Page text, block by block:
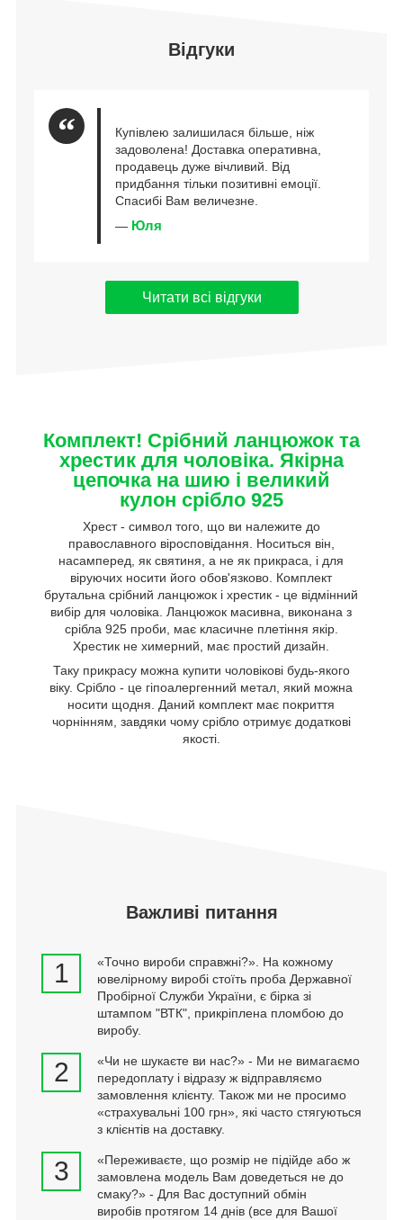
Відгуки
Купівлею залишилася більше, ніж
задоволена! Доставка оперативна,
продавець дуже вічливий. Від
придбання тільки позитивні емоції.
Спасибі Вам величезне.
— Юля
Читати всі відгуки
Комплект! Срібний ланцюжок та
хрестик для чоловіка. Якірна
цепочка на шию і великий
кулон срібло 925
Хрест - символ того, що ви належите до
православного віросповідання. Носиться він,
насамперед, як святиня, а не як прикраса, і для
віруючих носити його обов'язково. Комплект
брутальна срібний ланцюжок і хрестик - це відмінний
вибір для чоловіка. Ланцюжок масивна, виконана з
срібла 925 проби, має класичне плетіння якір.
Хрестик не химерний, має простий дизайн.
Таку прикрасу можна купити чоловікові будь-якого
віку. Срібло - це гіпоалергенний метал, який можна
носити щодня. Даний комплект має покриття
чорнінням, завдяки чому срібло отримує додаткові
якості.
Важливі питання
1
«Точно вироби справжні?». На кожному
ювелірному виробі стоїть проба Державної
Пробірної Служби України, є бірка зі
штампом "ВТК", прикріплена пломбою до
виробу.
2
«Чи не шукаєте ви нас?» - Ми не вимагаємо
передоплату і відразу ж відправляємо
замовлення клієнту. Також ми не просимо
«страхувальні 100 грн», які часто стягуються
з клієнтів на доставку.
3
«Переживаєте, що розмір не підійде або ж
замовлена модель Вам доведеться не до
смаку?» - Для Вас доступний обмін
виробів протягом 14 днів (все для Вашої